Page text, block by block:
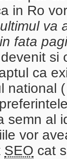
in Ro
ultimul va
fata
si
ca
national
semn al
vor
SEO cat